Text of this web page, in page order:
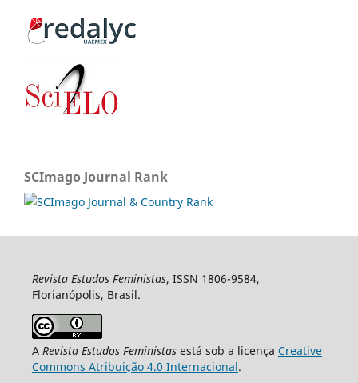
SCImago Journal Rank
Revista Estudos Feministas, ISSN 1806-9584,
Florianópolis, Brasil.
A Revista Estudos Feministasestá sob a licença Creative
Commons Atribuição 4.0 Internacional.